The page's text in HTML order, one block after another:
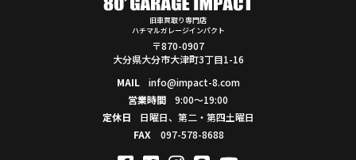
旧車買取り専門店
ハチマルガレージインパクト
〒870-0907
大分県大分市大津町3丁目1-16
MAIL
info@impact-8.com
営業時間
9:00～19:00
定休日
日曜日、第二・第四土曜日
FAX
097-578-8688